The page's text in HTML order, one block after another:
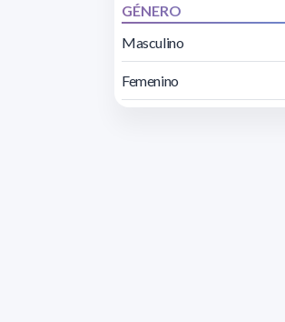
GÉNERO
Masculino
Femenino